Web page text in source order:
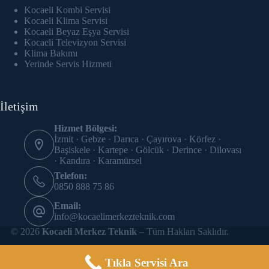
panel
Panel
panel
panel
panel
panel
panel
panel
panel
Kocaeli Kombi Servisi
Kocaeli Klima Servisi
Kocaeli Beyaz Eşya Servisi
Kocaeli Televizyon Servisi
Klima Bakımı
Yerinde Servis Hizmeti
İletişim
Hizmet Bölgesi:
İzmit · Gebze · Darıca · Çayırova · Körfez ·
Başiskele · Kartepe · Gölcük · Derince · Dilovası
· Kandıra · Karamürsel
Telefon:
0850 888 75 86
Email:
info@kocaelimerkezteknik.com
© 2026Kocaeli Merkez Teknik – Tüm Hakları Saklıdır.
Tıkla Servisi Ara